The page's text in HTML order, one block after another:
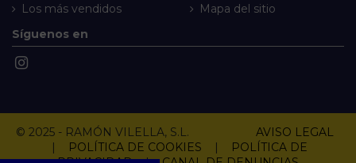
Los más vendidos
Mapa del sitio
Síguenos en
© 2025 - RAMÓN VILELLA, S.L. AVISO LEGAL
|
POLÍTICA DE COOKIES |
POLÍTICA DE